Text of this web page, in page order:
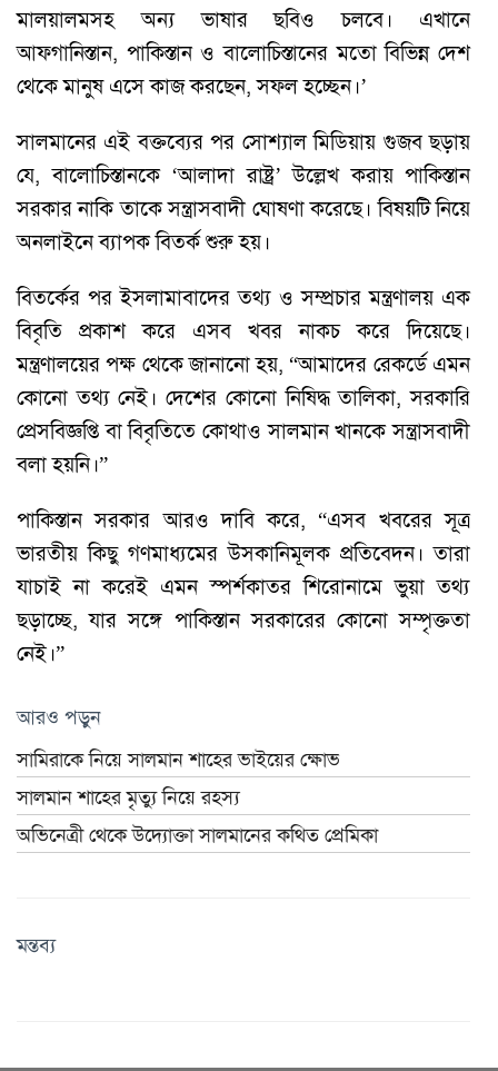
মালয়ালমসহ অন্য ভাষার ছবিও চলবে। এখানে
আফগানিস্তান, পাকিস্তান ও বালোচিস্তানের মতো বিভিন্ন দেশ
থেকে মানুষ এসে কাজ করছেন, সফল হচ্ছেন।’
সালমানের এই বক্তব্যের পর সোশ্যাল মিডিয়ায় গুজব ছড়ায়
যে, বালোচিস্তানকে ‘আলাদা রাষ্ট্র’ উল্লেখ করায় পাকিস্তান
সরকার নাকি তাকে সন্ত্রাসবাদী ঘোষণা করেছে। বিষয়টি নিয়ে
অনলাইনে ব্যাপক বিতর্ক শুরু হয়।
বিতর্কের পর ইসলামাবাদের তথ্য ও সম্প্রচার মন্ত্রণালয় এক
বিবৃতি প্রকাশ করে এসব খবর নাকচ করে দিয়েছে।
মন্ত্রণালয়ের পক্ষ থেকে জানানো হয়, “আমাদের রেকর্ডে এমন
কোনো তথ্য নেই। দেশের কোনো নিষিদ্ধ তালিকা, সরকারি
প্রেসবিজ্ঞপ্তি বা বিবৃতিতে কোথাও সালমান খানকে সন্ত্রাসবাদী
বলা হয়নি।”
পাকিস্তান সরকার আরও দাবি করে, “এসব খবরের সূত্র
ভারতীয় কিছু গণমাধ্যমের উসকানিমূলক প্রতিবেদন। তারা
যাচাই না করেই এমন স্পর্শকাতর শিরোনামে ভুয়া তথ্য
ছড়াচ্ছে, যার সঙ্গে পাকিস্তান সরকারের কোনো সম্পৃক্ততা
নেই।”
আরও পড়ুন
সামিরাকে নিয়ে সালমান শাহের ভাইয়ের ক্ষোভ
সালমান শাহের মৃত্যু নিয়ে রহস্য
অভিনেত্রী থেকে উদ্যোক্তা সালমানের কথিত প্রেমিকা
মন্তব্য